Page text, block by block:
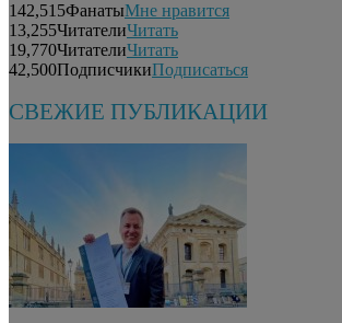
142,515ФанатыМне нравится
13,255ЧитателиЧитать
19,770ЧитателиЧитать
42,500ПодписчикиПодписаться
СВЕЖИЕ ПУБЛИКАЦИИ